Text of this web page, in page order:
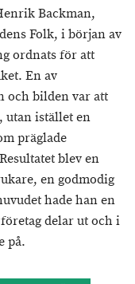
Backman,
Folk, i början av
ordnats för att
En av
och bilden var att
utan istället en
präglade
blev en
en godmodig
hade han en
delar ut och i
på.